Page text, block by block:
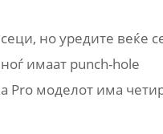
но уредите веќе
имаат punch-hole
Pro моделот има